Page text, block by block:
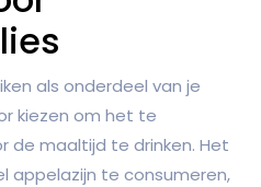
als onderdeel van je
kiezen om het te
de maaltijd te drinken. Het
appelazijn te consumeren,